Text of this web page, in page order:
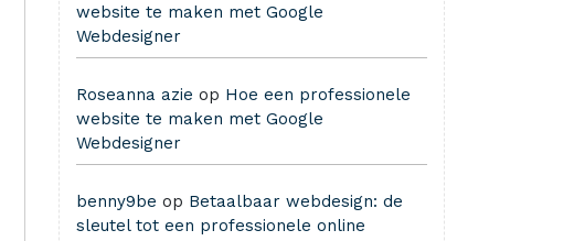
website te maken met Google
Webdesigner
Roseanna azie op Hoe een professionele
website te maken met Google
Webdesigner
benny9be op Betaalbaar webdesign: de
sleutel tot een professionele online